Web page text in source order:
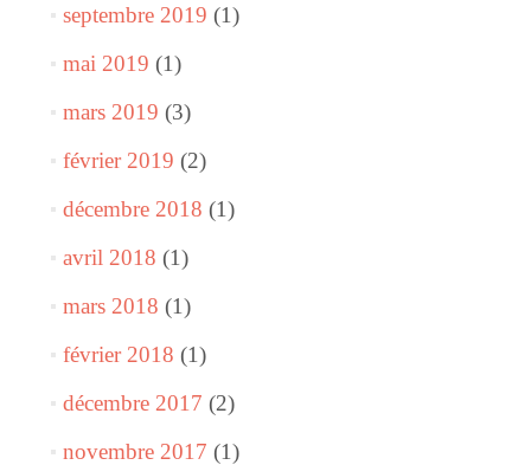
septembre 2019 (1)
mai 2019 (1)
mars 2019 (3)
février 2019 (2)
décembre 2018 (1)
avril 2018 (1)
mars 2018 (1)
février 2018 (1)
décembre 2017 (2)
novembre 2017 (1)